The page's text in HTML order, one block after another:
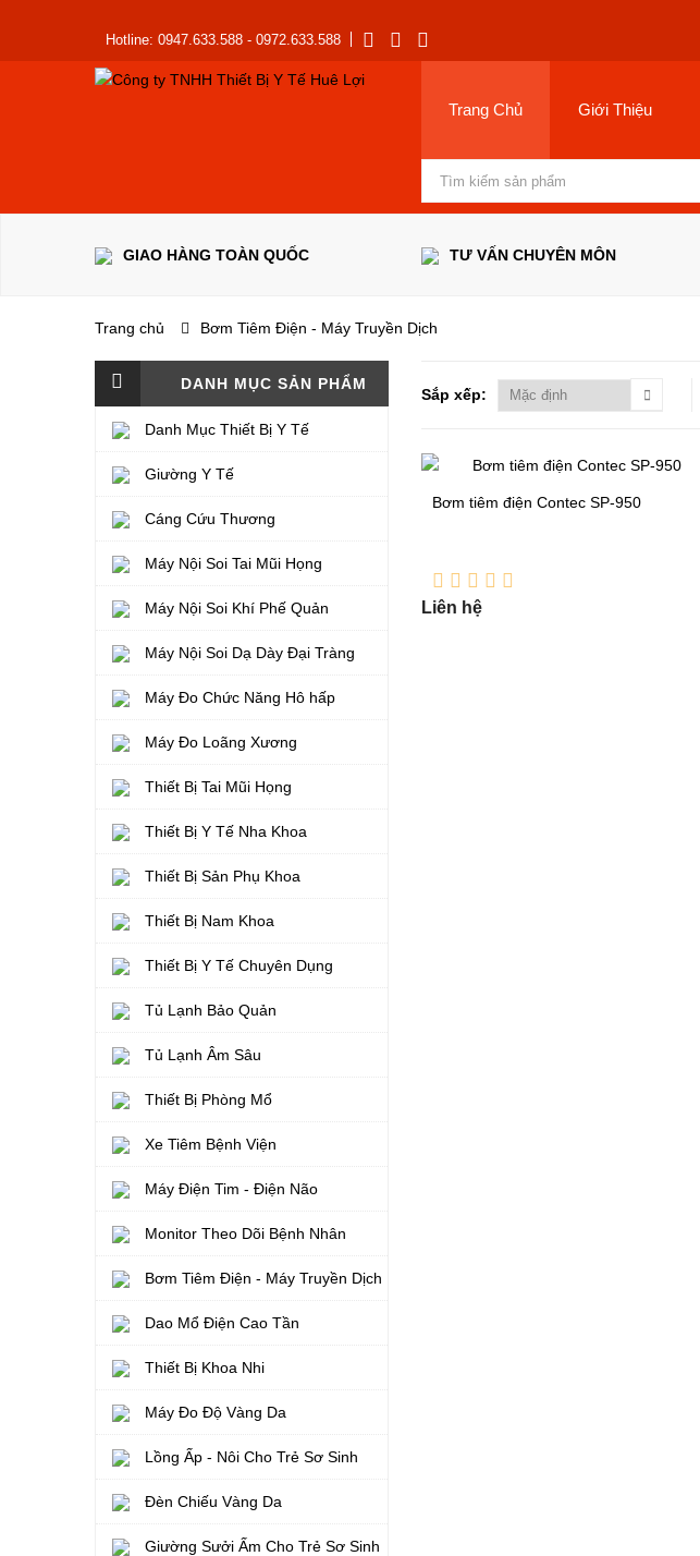
Hotline: 0947.633.588 - 0972.633.588
Trang Chủ Giới Thiệu
GIAO HÀNG TOÀN QUỐC TƯ VẤN CHUYÊN MÔN
Trang chủ Bơm Tiêm Điện - Máy Truyền Dịch
DANH MỤC SẢN PHẨM
Danh Mục Thiết Bị Y Tế
Giường Y Tế
Cáng Cứu Thương
Máy Nội Soi Tai Mũi Họng
Máy Nội Soi Khí Phế Quản
Máy Nội Soi Dạ Dày Đại Tràng
Máy Đo Chức Năng Hô hấp
Máy Đo Loãng Xương
Thiết Bị Tai Mũi Họng
Thiết Bị Y Tế Nha Khoa
Thiết Bị Sản Phụ Khoa
Thiết Bị Nam Khoa
Thiết Bị Y Tế Chuyên Dụng
Tủ Lạnh Bảo Quản
Tủ Lạnh Âm Sâu
Thiết Bị Phòng Mổ
Xe Tiêm Bệnh Viện
Máy Điện Tim - Điện Não
Monitor Theo Dõi Bệnh Nhân
Bơm Tiêm Điện - Máy Truyền Dịch
Dao Mổ Điện Cao Tần
Thiết Bị Khoa Nhi
Máy Đo Độ Vàng Da
Lồng Ấp - Nôi Cho Trẻ Sơ Sinh
Đèn Chiếu Vàng Da
Giường Sưởi Ấm Cho Trẻ Sơ Sinh
Sắp xếp:
Bơm tiêm điện Contec SP-950
Liên hệ